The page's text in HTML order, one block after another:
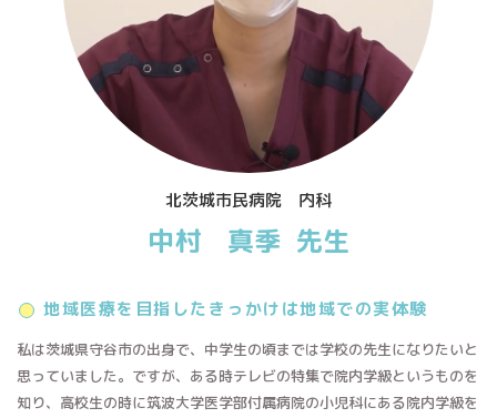
北茨城市民病院 内科
中村 真季 先生
地域医療を目指したきっかけは地域での実体験
私は茨城県守谷市の出身で、中学生の頃までは学校の先生になりたいと
思っていました。ですが、ある時テレビの特集で院内学級というものを
知り、高校生の時に筑波大学医学部付属病院の小児科にある院内学級を